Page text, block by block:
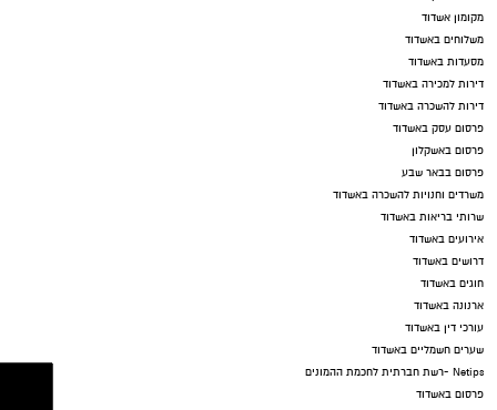
מקומון אשדוד
משלוחים באשדוד
מסעדות באשדוד
דירות למכירה באשדוד
דירות להשכרה באשדוד
פרסום עסק באשדוד
פרסום באשקלון
פרסום בבאר שבע
משרדים וחנויות להשכרה באשדוד
שרותי בריאות באשדוד
אירועים באשדוד
דרושים באשדוד
חוגים באשדוד
ארנונה באשדוד
עורכי דין באשדוד
שערים חשמליים באשדוד
Netips -רשת חברתית לחכמת ההמונים
פרסום באשדוד